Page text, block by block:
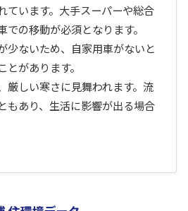
ています。大手スーパーや総合
の移動が必須となります。
少ないため、自家用車がないと
があります。
厳しい寒さに見舞われます。流
もあり、生活に影響が出る場合